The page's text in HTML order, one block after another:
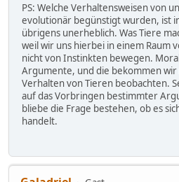
PS: Welche Verhaltensweisen von
evolutionär begünstigt wurden, ist
übrigens unerheblich. Was Tiere
weil wir uns hierbei in einem Raum
nicht von Instinkten bewegen.
Argumente, und die bekommen wir
Verhalten von Tieren beobachten.
auf das Vorbringen bestimmter
bliebe die Frage bestehen, ob es
handelt.